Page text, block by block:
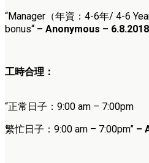
“Manager（年資：4-6年/ 4-6
bonus“ – Anonymous – 6.8.2018
工時合理：
“正常日子：9:00 am – 7:00pm
繁忙日子：9:00 am – 7:00pm” –